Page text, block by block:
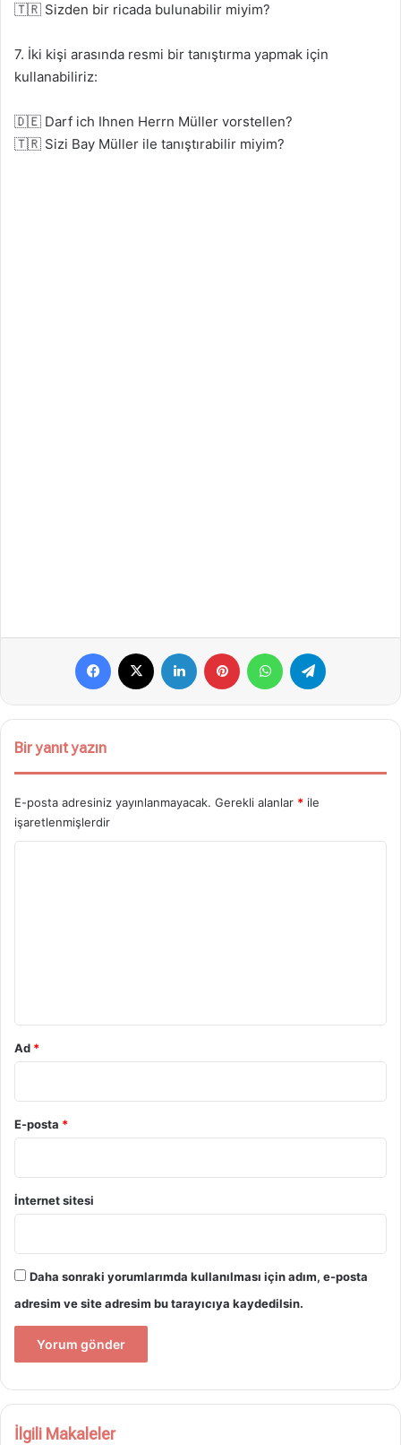
🇹🇷 Sizden bir ricada bulunabilir miyim?
7. İki kişi arasında resmi bir tanıştırma yapmak için
kullanabiliriz:
🇩🇪 Darf ich Ihnen Herrn Müller vorstellen?
🇹🇷 Sizi Bay Müller ile tanıştırabilir miyim?
Facebook LinkedIn Pinterest WhatsApp
Bir yanıt yazın
E-posta adresiniz yayınlanmayacak. Gerekli alanlar * ile
işaretlenmişlerdir
Ad *
E-posta *
İnternet sitesi
Daha sonraki yorumlarımda kullanılması için adım, e-posta
adresim ve site adresim bu tarayıcıya kaydedilsin.
İlgili Makaleler